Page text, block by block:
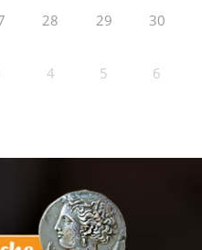
28 29 30
4 5 6